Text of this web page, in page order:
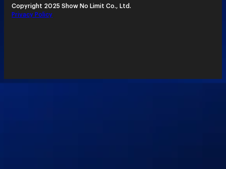
Copyright 2025 Show No Limit Co., Ltd.
Privacy Policy